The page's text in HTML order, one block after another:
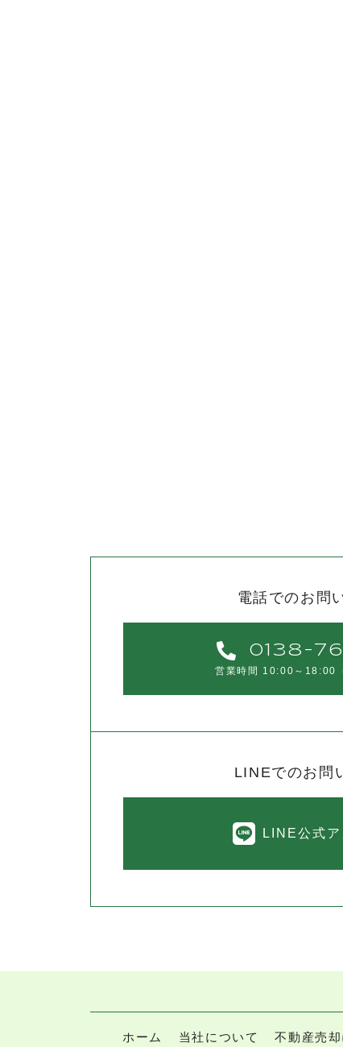
電話でのお問
0138-
営業時間 10:00～18:00
LINEでのお問
LINE公式ア
ホーム 当社について 不動産売